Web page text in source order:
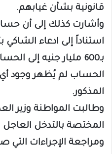
قانونية بشأن غيابهم.
وأشارت كذلك إلى أن
استناداً إلى ادعاء
بـ600 مليار جنيه إلى
الحساب لم يُظهر وجود أي
المذكور.
وطالبت المواطنة وزير
المختصة بالتدخل
ومراجعة الإجراءات